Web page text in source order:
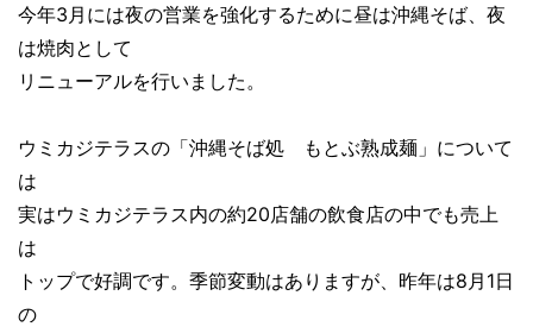
今年3月には夜の営業を強化するために昼は沖縄そば、夜
は焼肉として
リニューアルを行いました。
ウミカジテラスの「沖縄そば処 もとぶ熟成麺」について
は
実はウミカジテラス内の約20店舗の飲食店の中でも売上
は
トップで好調です。季節変動はありますが、昨年は8月1日
の